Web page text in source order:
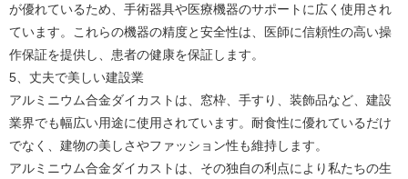
が優れているため、手術器具や医療機器のサポートに広く使用され
ています。これらの機器の精度と安全性は、医師に信頼性の高い操
作保証を提供し、患者の健康を保証します。
5、丈夫で美しい建設業
アルミニウム合金ダイカストは、窓枠、手すり、装飾品など、建設
業界でも幅広い用途に使用されています。耐食性に優れているだけ
でなく、建物の美しさやファッション性も維持します。
アルミニウム合金ダイカストは、その独自の利点により私たちの生